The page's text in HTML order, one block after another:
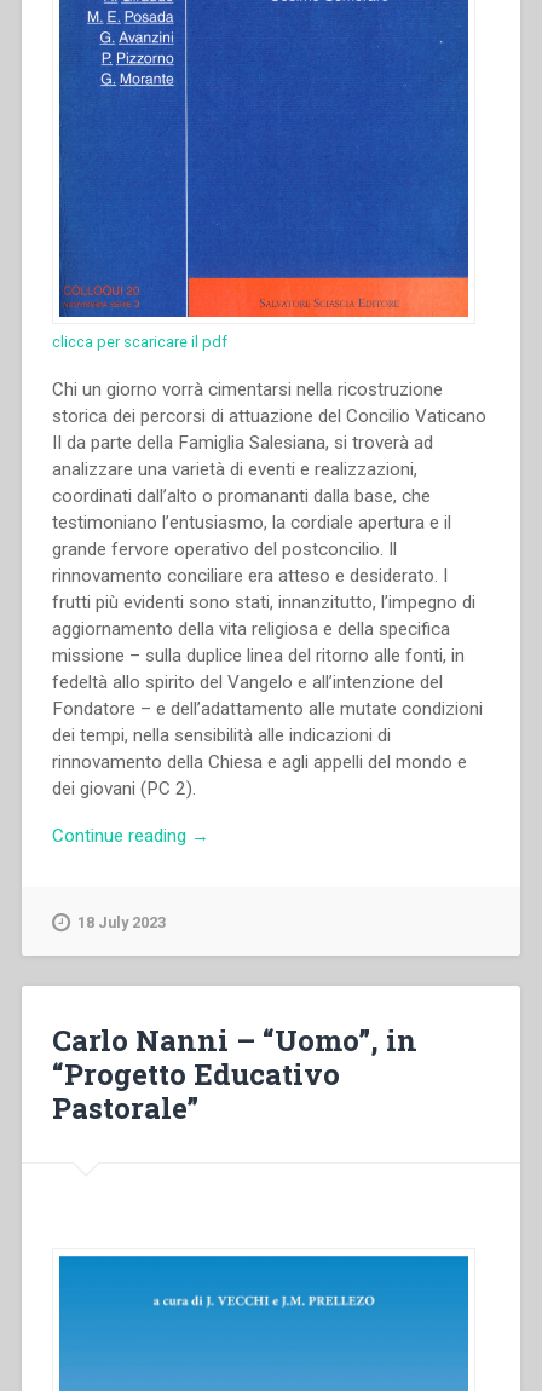
clicca per scaricare il pdf
Chi un giorno vorrà cimentarsi nella ricostruzione
storica dei percorsi di attuazione del Concilio Vaticano
II da parte della Famiglia Salesiana, si troverà ad
analizzare una varietà di eventi e realizzazioni,
coordinati dall’alto o promananti dalla base, che
testimoniano l’entusiasmo, la cordiale apertura e il
grande fervore operativo del postconcilio. Il
rinnovamento conciliare era atteso e desiderato. I
frutti più evidenti sono stati, innanzitutto, l’impegno di
aggiornamento della vita religiosa e della specifica
missione – sulla duplice linea del ritorno alle fonti, in
fedeltà allo spirito del Vangelo e all’intenzione del
Fondatore – e dell’adattamento alle mutate condizioni
dei tempi, nella sensibilità alle indicazioni di
rinnovamento della Chiesa e agli appelli del mondo e
dei giovani (PC 2).
Continue reading “Aldo
del
postconcilio
sulla
→
18 July 2023
Carlo Nanni – “Uomo”, in
“Progetto Educativo
Pastorale”